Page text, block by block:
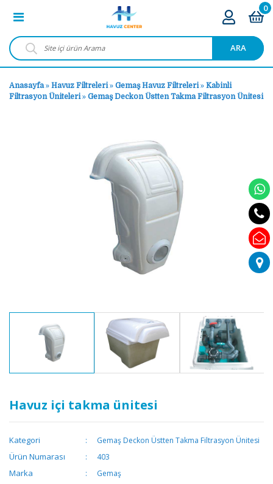
ARA
0
Anasayfa» Havuz Filtreleri» Gemaş Havuz Filtreleri» Kabinli
Filtrasyon Üniteleri» Gemaş Deckon Üstten Takma Filtrasyon Ünitesi
Havuz içi takma ünitesi
Kategori Gemaş Deckon Üstten Takma Filtrasyon Ünitesi
Ürün Numarası 403
Marka Gemaş